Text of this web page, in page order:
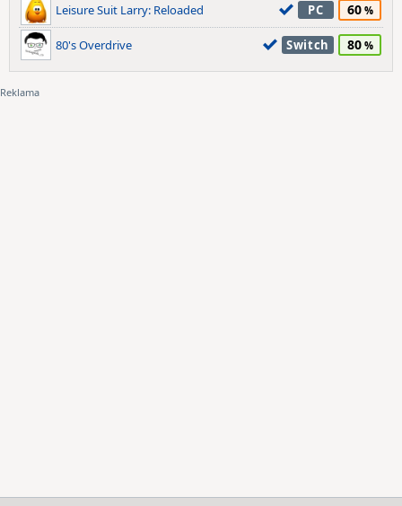
Leisure Suit Larry: Reloaded PC 60
80's Overdrive Switch 80